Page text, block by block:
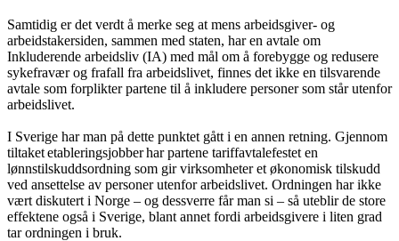
Samtidig er det verdt å merke seg at mens arbeidsgiver- og
arbeidstakersiden, sammen med staten, har en avtale om
Inkluderende arbeidsliv (IA) med mål om å forebygge og redusere
sykefravær og frafall fra arbeidslivet, finnes det ikke en tilsvarende
avtale som forplikter partene til å inkludere personer som står utenfor
arbeidslivet.
I Sverige har man på dette punktet gått i en annen retning. Gjennom
tiltaket etableringsjobber har partene tariffavtalefestet en
lønnstilskuddsordning som gir virksomheter et økonomisk tilskudd
ved ansettelse av personer utenfor arbeidslivet. Ordningen har ikke
vært diskutert i Norge – og dessverre får man si – så uteblir de store
effektene også i Sverige, blant annet fordi arbeidsgivere i liten grad
tar ordningen i bruk.